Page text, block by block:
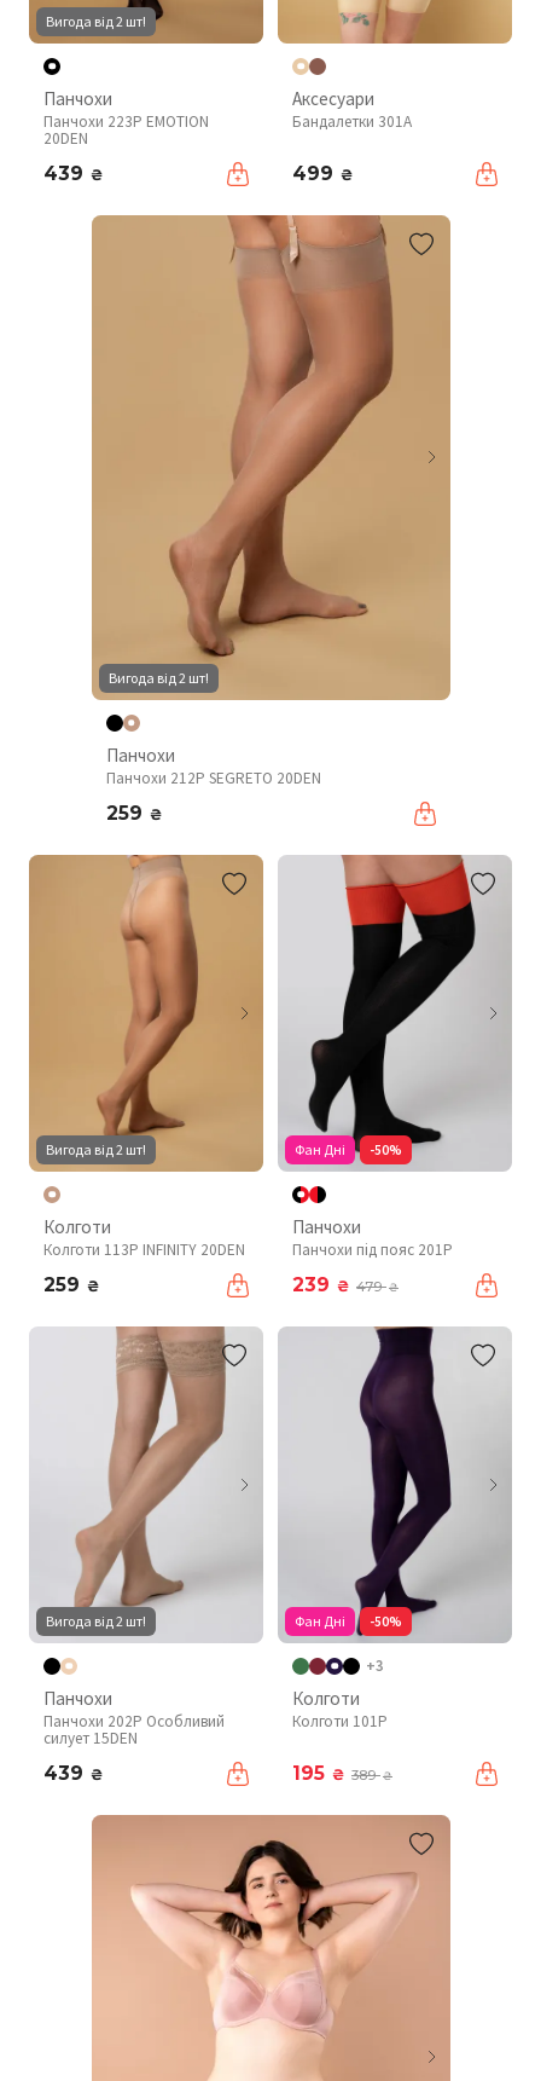
Вигода від 2 шт!
Панчохи
Панчохи 223P EMOTION
20DEN
439 ₴
Аксесуари
Бандалетки 301A
499 ₴
Вигода від 2 шт!
Панчохи
Панчохи 212P SEGRETO 20DEN
259 ₴
Вигода від 2 шт!
Колготи
Колготи 113P INFINITY 20DEN
259 ₴
Фан Дні -50%
Панчохи
Панчохи під пояс 201P
239 ₴ 479₴
Вигода від 2 шт!
Панчохи
Панчохи 202P Особливий
силует 15DEN
439 ₴
Фан Дні -50%
+3
Колготи
Колготи 101P
195 ₴ 389₴